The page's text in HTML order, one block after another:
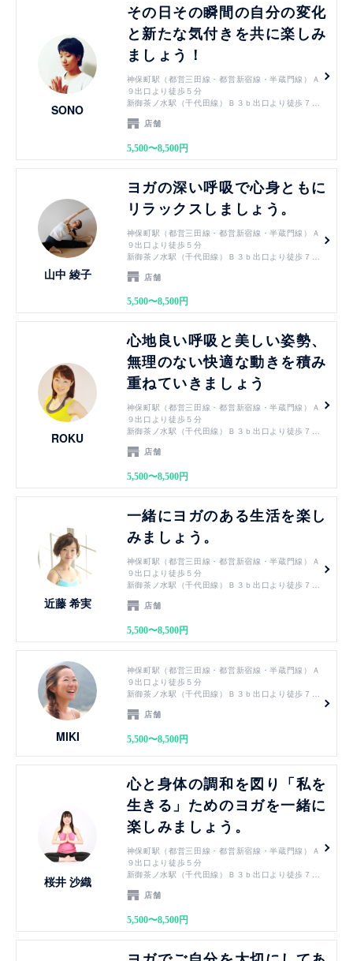
SONO
その日その瞬間の自分の変化
と新たな気付きを共に楽しみ
ましょう！
神保町駅（都営三田線・都営新宿線・半蔵門線）Ａ
９出口より徒歩５分
新御茶ノ水駅（千代田線）Ｂ３ｂ出口より徒歩７分
淡路町駅（丸ノ内線）Ｂ３ｂ出口より徒歩７分
から徒歩１０分
店舗
5,500〜8,500円
山中 綾子
ヨガの深い呼吸で心身ともに
リラックスしましょう。
神保町駅（都営三田線・都営新宿線・半蔵門線）Ａ
９出口より徒歩５分
新御茶ノ水駅（千代田線）Ｂ３ｂ出口より徒歩７分
淡路町駅（丸ノ内線）Ｂ３ｂ出口より徒歩７分
から徒歩１０分
店舗
5,500〜8,500円
ROKU
心地良い呼吸と美しい姿勢、
無理のない快適な動きを積み
重ねていきましょう
神保町駅（都営三田線・都営新宿線・半蔵門線）Ａ
９出口より徒歩５分
新御茶ノ水駅（千代田線）Ｂ３ｂ出口より徒歩７分
淡路町駅（丸ノ内線）Ｂ３ｂ出口より徒歩７分
から徒歩１０分
店舗
5,500〜8,500円
近藤 希実
一緒にヨガのある生活を楽し
みましょう。
神保町駅（都営三田線・都営新宿線・半蔵門線）Ａ
９出口より徒歩５分
新御茶ノ水駅（千代田線）Ｂ３ｂ出口より徒歩７分
淡路町駅（丸ノ内線）Ｂ３ｂ出口より徒歩７分
から徒歩１０分
店舗
5,500〜8,500円
MIKI
神保町駅（都営三田線・都営新宿線・半蔵門線）Ａ
９出口より徒歩５分
新御茶ノ水駅（千代田線）Ｂ３ｂ出口より徒歩７分
淡路町駅（丸ノ内線）Ｂ３ｂ出口より徒歩７分
から徒歩１０分
店舗
5,500〜8,500円
桜井 沙織
心と身体の調和を図り「私を
生きる」ためのヨガを一緒に
楽しみましょう。
神保町駅（都営三田線・都営新宿線・半蔵門線）Ａ
９出口より徒歩５分
新御茶ノ水駅（千代田線）Ｂ３ｂ出口より徒歩７分
淡路町駅（丸ノ内線）Ｂ３ｂ出口より徒歩７分
から徒歩１０分
店舗
5,500〜8,500円